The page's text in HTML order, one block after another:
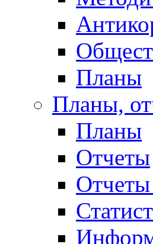
Планы
Планы,
Планы
Отчеты